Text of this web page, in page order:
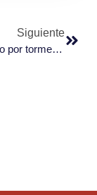
Siguiente
Aviso amarillo por tormentas